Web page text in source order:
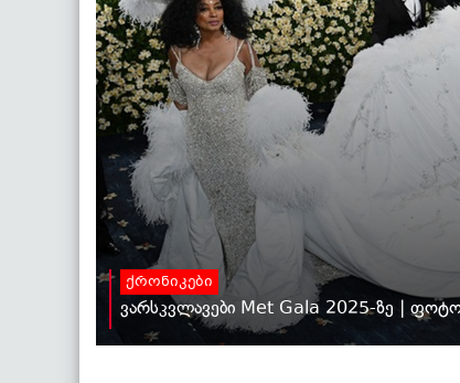
ქრონიკები
ვარსკვლავები Met Gala 2025-ზე |